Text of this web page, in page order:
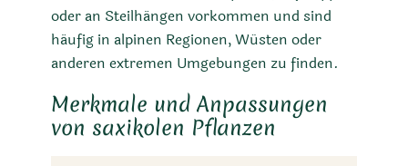
oder an Steilhängen vorkommen und sind
häufig in alpinen Regionen, Wüsten oder
anderen extremen Umgebungen zu finden.
Merkmale und Anpassungen
von saxikolen Pflanzen